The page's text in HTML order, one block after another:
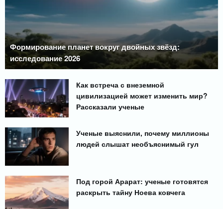
Формирование планет вокруг двойных звёзд:
исследование 2026
Как встреча с внеземной
цивилизацией может изменить мир?
Рассказали ученые
Ученые выяснили, почему миллионы
людей слышат необъяснимый гул
Под горой Арарат: ученые готовятся
раскрыть тайну Ноева ковчега